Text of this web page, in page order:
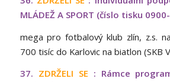
MLÁDEŽ A SPORT (číslo tisku
mega pro fotbalový klub zlín, z.s.
700 tisíc do Karlovic na biatlon (SKB
37. ZDRŽELI SE : Rámce